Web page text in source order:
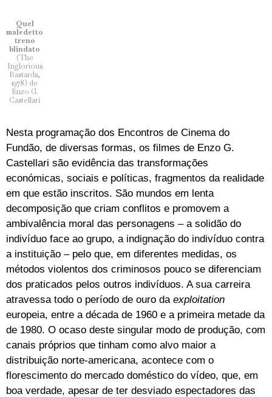
Quel
maledetto
treno
blindato
(The
Inglorious
Bastards,
1978) de
Enzo G.
Castellari
Nesta programação dos Encontros de Cinema do
Fundão, de diversas formas, os filmes de Enzo G.
Castellari são evidência das transformações
económicas, sociais e políticas, fragmentos da realidade
em que estão inscritos. São mundos em lenta
decomposição que criam conflitos e promovem a
ambivalência moral das personagens – a solidão do
indivíduo face ao grupo, a indignação do indivíduo contra
a instituição – pelo que, em diferentes medidas, os
métodos violentos dos criminosos pouco se diferenciam
dos praticados pelos outros indivíduos. A sua carreira
atravessa todo o período de ouro da exploitation
europeia, entre a década de 1960 e a primeira metade da
de 1980. O ocaso deste singular modo de produção, com
canais próprios que tinham como alvo maior a
distribuição norte-americana, acontece com o
florescimento do mercado doméstico do vídeo, que, em
boa verdade, apesar de ter desviado espectadores das